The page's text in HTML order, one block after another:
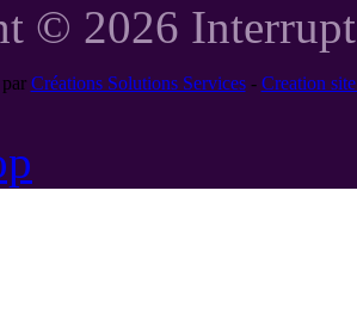
© 2026
Créations Solutions Services- Creation